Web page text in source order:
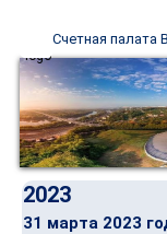
Счетная палата
2023
31 марта 2023